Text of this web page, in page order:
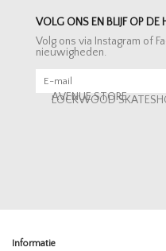
VOLG ONS EN BLIJF OP DE
Volg ons via Instagram of
nieuwigheden.
AVENUE STORE
LOCKWOOD
Informatie